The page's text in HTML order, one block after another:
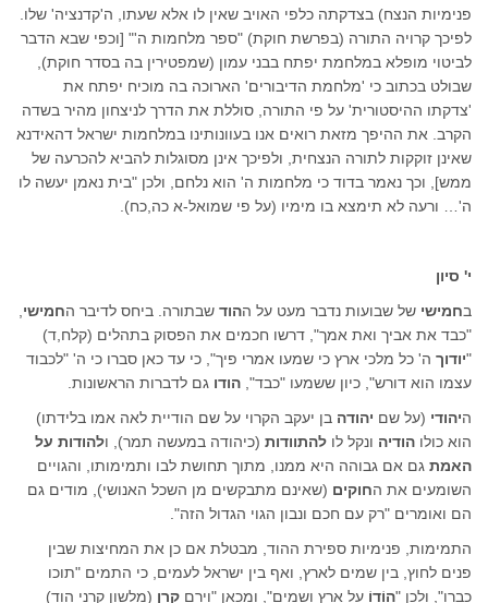
פנימיות הנצח) בצדקתה כלפי האויב שאין לו אלא שעתו, ה'קדנציה' שלו.
לפיכך קרויה התורה (בפרשת חוקת) "ספר מלחמות ה'" [וכפי שבא הדבר
לביטוי מופלא במלחמת יפתח בבני עמון (שמפטירין בה בסדר חוקת),
שבולט בכתוב כי 'מלחמת הדיבורים' הארוכה בה מוכיח יפתח את
'צדקתו ההיסטורית' על פי התורה, סוללת את הדרך לניצחון מהיר בשדה
הקרב. את ההיפך מזאת רואים אנו בעוונותינו במלחמות ישראל דהאידנא
שאינן זוקקות לתורה הנצחית, ולפיכך אינן מסוגלות להביא להכרעה של
ממש], וכך נאמר בדוד כי מלחמות ה' הוא נלחם, ולכן "בית נאמן יעשה לו
ה'… ורעה לא תימצא בו מימיו (על פי שמואל-א כה,כח).
י' סיון
בחמישי של שבועות נדבר מעט על ההוד שבתורה. ביחס לדיבר החמישי
"כבד את אביך ואת אמך", דרשו חכמים את הפסוק בתהלים (קלח,ד)
"יודוך ה' כל מלכי ארץ כי שמעו אמרי פיך", כי עד כאן סברו כי ה' "לכבוד
עצמו הוא דורש", כיון ששמעו "כבד", הודו גם לדברות הראשונות.
היהודי (על שם יהודה בן יעקב הקרוי על שם הודיית לאה אמו בלידתו)
הוא כולו הודיה ונקל לו להתוודות (כיהודה במעשה תמר), ולהודות על
האמת גם אם גבוהה היא ממנו, מתוך תחושת לבו ותמימותו, והגויים
השומעים את החוקים (שאינם מתבקשים מן השכל האנושי), מודים גם
הם ואומרים "רק עם חכם ונבון הגוי הגדול הזה".
התמימות, פנימיות ספירת ההוד, מבטלת אם כן את המחיצות שבין
פנים לחוץ, בין שמים לארץ, ואף בין ישראל לעמים, כי התמים "תוכו
כברו", ולכן "הוֹדוֹ על ארץ ושמים", ומכאן "וירם קרן (מלשון קרני הוד)